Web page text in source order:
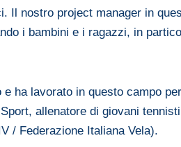
Il nostro project manager in
i bambini e i ragazzi, in
ha lavorato in questo campo
allenatore di giovani
/ Federazione Italiana Vela).